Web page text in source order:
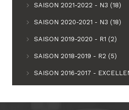
SAISON 2021-2022 - N3 (18)
SAISON 2020-2021 - N3 (18)
SAISON 2019-2020 - R1 (2)
SAISON 2018-2019 - R2 (5)
SAISON 2016-2017 -